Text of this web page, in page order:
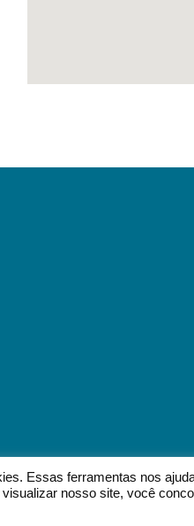
Essas ferramentas nos
nosso site, você